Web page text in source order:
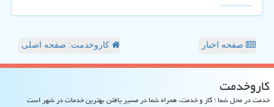
صفحه اخبار کاروخدمت: صفحه اصلی
كاروخدمت
خدمت در محل شما ؛ کار و خدمت، همراه شما در مسیر یافتن بهترین خدمات در شهر است